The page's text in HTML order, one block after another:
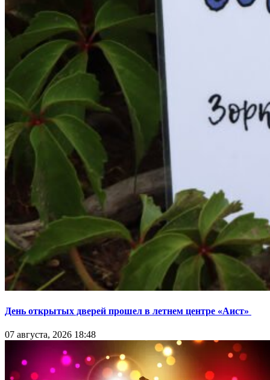
День открытых дверей прошел в летнем центре «Аист»
07 августа, 2026 18:48